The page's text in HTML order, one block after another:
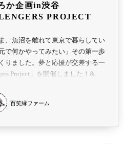
か企画in渋谷
PROJECT
、魚沼を離れて東京で暮らしてい
で何かやってみたい」その第一歩
りました。夢と応援が交差する一
Project」を開催しました！&...
百笑縁ファーム